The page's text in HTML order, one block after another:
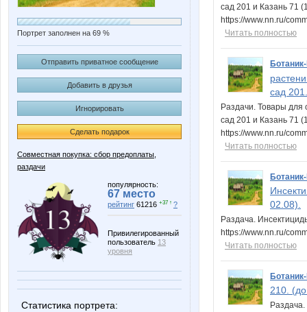
Портрет заполнен на 69 %
Отправить приватное сообщение
Добавить в друзья
Игнорировать
Сделать подарок
Совместная покупка: сбор предоплаты,
раздачи
популярность:
67 место
рейтинг 61216 +37 ↑ ?
Привилегированный
пользователь 13
уровня
Статистика портрета:
сад 201 и Казань 71
https://www.nn.ru/
Читать полностью
сад
Раздачи. Товары для
сад 201 и Казань 71
https://www.nn.ru/
Читать полностью
02.08).
Раздача.
https://www.nn.ru/
Читать полностью
210.